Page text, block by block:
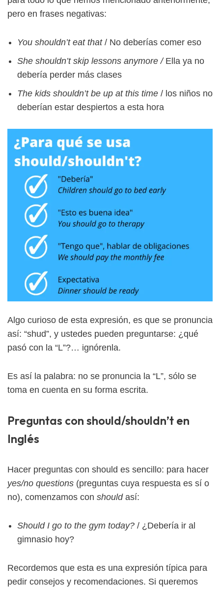
pero en frases negativas:
You shouldn’t eat that / No deberías comer eso
She shouldn’t skip lessons anymore / Ella ya no
debería perder más clases
The kids shouldn’t be up at this time / los niños no
deberían estar despiertos a esta hora
Algo curioso de esta expresión, es que se pronuncia
así: “shud”, y ustedes pueden preguntarse: ¿qué
pasó con la “L”?… ignórenla.
Es así la palabra: no se pronuncia la “L”, sólo se
toma en cuenta en su forma escrita.
Preguntas con should/shouldn’t en
Inglés
Hacer preguntas con should es sencillo: para hacer
yes/no questions (preguntas cuya respuesta es sí o
no), comenzamos con shouldasí:
Should I go to the gym today? / ¿Debería ir al
gimnasio hoy?
Recordemos que esta es una expresión típica para
pedir consejos y recomendaciones. Si queremos